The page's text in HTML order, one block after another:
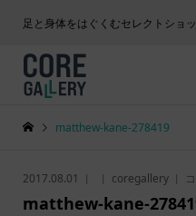
足と身体をはぐくむセレクトショ
matthew-kane-278419
2017.08.01 coregallery
matthew-kane-